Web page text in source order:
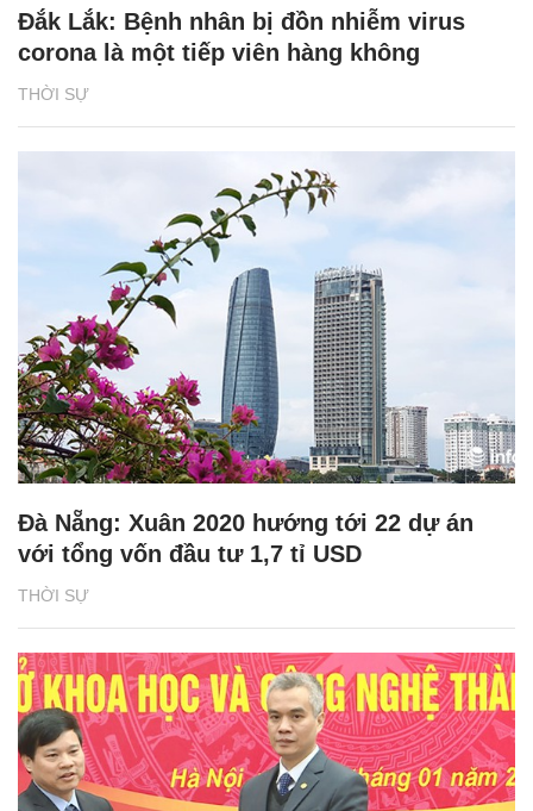
THỜI SỰ
Đắk Lắk: Bệnh nhân bị đồn nhiễm virus
corona là một tiếp viên hàng không
THỜI SỰ
Đà Nẵng: Xuân 2020 hướng tới 22 dự án
với tổng vốn đầu tư 1,7 tỉ USD